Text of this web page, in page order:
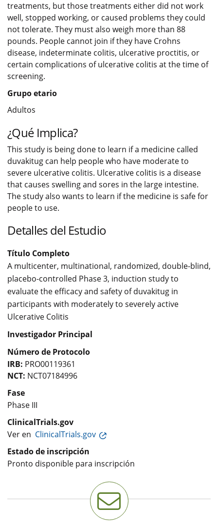
treatments, but those treatments either did not work
well, stopped working, or caused problems they could
not tolerate. They must also weigh more than 88
pounds. People cannot join if they have Crohns
disease, indeterminate colitis, ulcerative proctitis, or
certain complications of ulcerative colitis at the time of
screening.
Grupo etario
Adultos
¿Qué Implica?
This study is being done to learn if a medicine called
duvakitug can help people who have moderate to
severe ulcerative colitis. Ulcerative colitis is a disease
that causes swelling and sores in the large intestine.
The study also wants to learn if the medicine is safe for
people to use.
Detalles del Estudio
Título Completo
A multicenter, multinational, randomized, double-blind,
placebo-controlled Phase 3, induction study to
evaluate the efficacy and safety of duvakitug in
participants with moderately to severely active
Ulcerative Colitis
Investigador Principal
Número de Protocolo
IRB: PRO00119361
NCT: NCT07184996
Fase
Phase III
ClinicalTrials.gov
Ver en ClinicalTrials.gov
Estado de inscripción
Pronto disponible para inscripción